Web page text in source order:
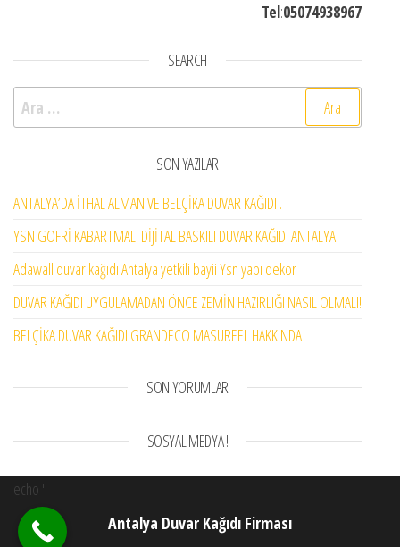
Tel:05074938967
SEARCH
Arama:
SON YAZILAR
ANTALYA’DA İTHAL ALMAN VE BELÇİKA DUVAR KAĞIDI .
YSN GOFRİ KABARTMALI DİJİTAL BASKILI DUVAR KAĞIDI ANTALYA
Adawall duvar kağıdı Antalya yetkili bayii Ysn yapı dekor
DUVAR KAĞIDI UYGULAMADAN ÖNCE ZEMİN HAZIRLIĞI NASIL OLMALI!
BELÇİKA DUVAR KAĞIDI GRANDECO MASUREEL HAKKINDA
SON YORUMLAR
SOSYAL MEDYA !
echo '
Antalya Duvar Kağıdı Firması